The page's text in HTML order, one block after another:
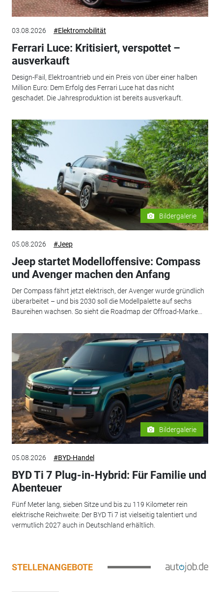
03.08.2026 #Elektromobilität
Ferrari Luce: Kritisiert, verspottet –
ausverkauft
Design-Fail, Elektroantrieb und ein Preis von über einer halben
Million Euro: Dem Erfolg des Ferrari Luce hat das nicht
geschadet. Die Jahresproduktion ist bereits ausverkauft.
Bildergalerie
05.08.2026 #Jeep
Jeep startet Modelloffensive: Compass
und Avenger machen den Anfang
Der Compass fährt jetzt elektrisch, der Avenger wurde gründlich
überarbeitet – und bis 2030 soll die Modellpalette auf sechs
Baureihen wachsen. So sieht die Roadmap der Offroad-Marke...
Bildergalerie
05.08.2026 #BYD-Handel
BYD Ti 7 Plug-in-Hybrid: Für Familie und
Abenteuer
Fünf Meter lang, sieben Sitze und bis zu 119 Kilometer rein
elektrische Reichweite: Der BYD Ti 7 ist vielseitig talentiert und
vermutlich 2027 auch in Deutschland erhältlich.
STELLENANGEBOTE